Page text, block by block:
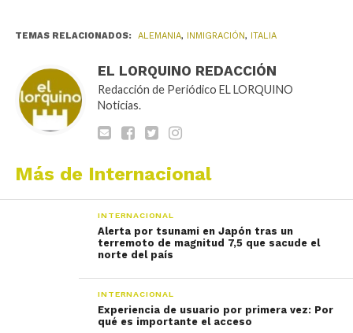
TEMAS RELACIONADOS: ALEMANIA, INMIGRACIÓN, ITALIA
EL LORQUINO REDACCIÓN
Redacción de Periódico EL LORQUINO
Noticias.
Más de Internacional
INTERNACIONAL
Alerta por tsunami en Japón tras un
terremoto de magnitud 7,5 que sacude el
norte del país
INTERNACIONAL
Experiencia de usuario por primera vez: Por
qué es importante el acceso